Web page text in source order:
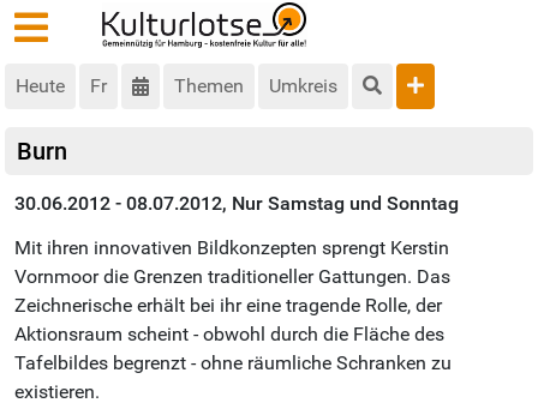
Heute Fr Themen Umkreis
Burn
30.06.2012 - 08.07.2012, Nur Samstag und Sonntag
Mit ihren innovativen Bildkonzepten sprengt Kerstin
Vornmoor die Grenzen traditioneller Gattungen. Das
Zeichnerische erhält bei ihr eine tragende Rolle, der
Aktionsraum scheint - obwohl durch die Fläche des
Tafelbildes begrenzt - ohne räumliche Schranken zu
existieren.